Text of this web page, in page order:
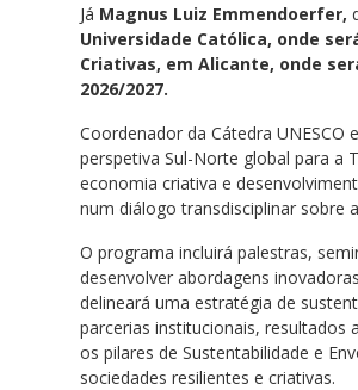
Já Magnus Luiz Emmendoerfer,
Universidade Católica, onde
Criativas, em Alicante, onde
2026/2027.
Coordenador da Cátedra
perspetiva Sul-Norte global para a
economia criativa e
num diálogo transdisciplinar sobre
O programa incluirá palestras,
desenvolver abordagens
delineará uma estratégia de
parcerias institucionais, resultados
os pilares de Sustentabilidade e
sociedades resilientes e criativas.